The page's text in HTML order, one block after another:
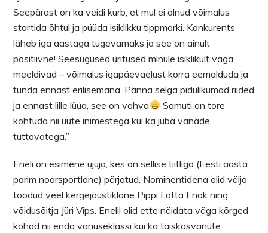
Seepärast on ka veidi kurb, et mul ei olnud võimalus
startida õhtul ja püüda isiklikku tippmarki. Konkurents
läheb iga aastaga tugevamaks ja see on ainult
positiivne! Seesugused üritused minule isiklikult väga
meeldivad – võimalus igapäevaelust korra eemalduda ja
tunda ennast erilisemana. Panna selga pidulikumad riided
ja ennast lille lüüa, see on vahva
Samuti on tore
kohtuda nii uute inimestega kui ka juba vanade
tuttavatega.’’
Eneli on esimene ujuja, kes on sellise tiitliga (Eesti aasta
parim noorsportlane) pärjatud. Nominentidena olid välja
toodud veel kergejõustiklane Pippi Lotta Enok ning
võidusõitja Jüri Vips. Enelil olid ette näidata väga kõrged
kohad nii enda vanuseklassi kui ka täiskasvanute